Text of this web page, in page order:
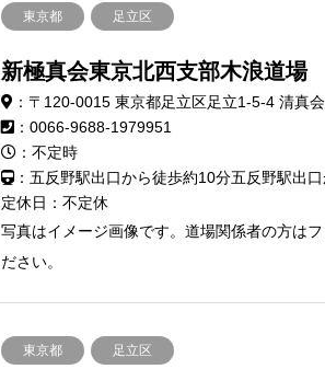
東京都 足立区
新極真会東京北西支部木浪道
：〒120-0015 東京都足立区足立1-5-4 清真
：0066-9688-1979951
：不定時
：五反野駅出口から徒歩約10分五反野駅出
定休日：不定休
写真はイメージ画像です。道場関係者の方は
ださい。
東京都 足立区